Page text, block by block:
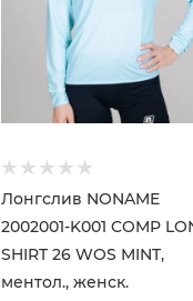
Лонгслив NONAME
2002001-K001 COMP
SHIRT 26 WOS MINT,
ментол., женск.